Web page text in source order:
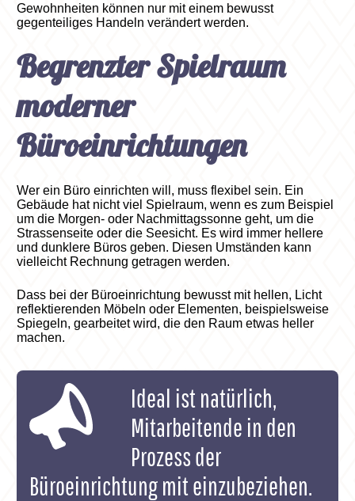
Gewohnheiten können nur mit einem bewusst
gegenteiliges Handeln verändert werden.
Begrenzter Spielraum
moderner
Büroeinrichtungen
Wer ein Büro einrichten will, muss flexibel sein. Ein
Gebäude hat nicht viel Spielraum, wenn es zum Beispiel
um die Morgen- oder Nachmittagssonne geht, um die
Strassenseite oder die Seesicht. Es wird immer hellere
und dunklere Büros geben. Diesen Umständen kann
vielleicht Rechnung getragen werden.
Dass bei der Büroeinrichtung bewusst mit hellen, Licht
reflektierenden Möbeln oder Elementen, beispielsweise
Spiegeln, gearbeitet wird, die den Raum etwas heller
machen.
Ideal ist natürlich,
Mitarbeitende in den
Prozess der
Büroeinrichtung mit einzubeziehen.